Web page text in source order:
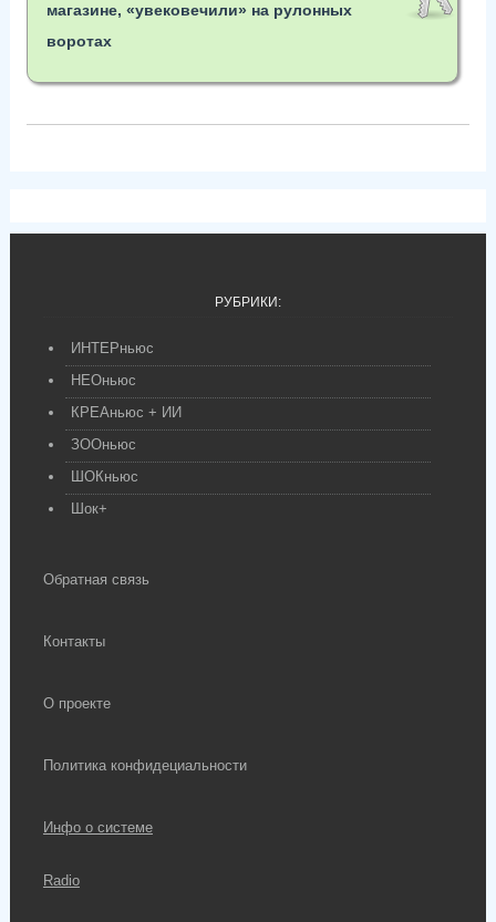
магазине, «увековечили» на рулонных
воротах
РУБРИКИ:
ИНТЕРньюс
НЕОньюс
КРЕАньюс + ИИ
ЗООньюс
ШОКньюс
Шок+
Обратная связь
Контакты
О проекте
Политика конфидециальности
Инфо о системе
Radio